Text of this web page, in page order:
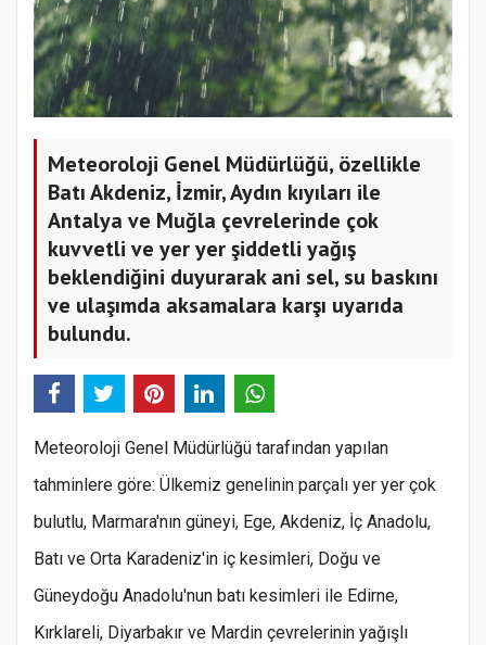
Meteoroloji Genel Müdürlüğü, özellikle
Batı Akdeniz, İzmir, Aydın kıyıları ile
Antalya ve Muğla çevrelerinde çok
kuvvetli ve yer yer şiddetli yağış
beklendiğini duyurarak ani sel, su baskını
ve ulaşımda aksamalara karşı uyarıda
bulundu.
Meteoroloji Genel Müdürlüğü tarafından yapılan
tahminlere göre: Ülkemiz genelinin parçalı yer yer çok
bulutlu, Marmara'nın güneyi, Ege, Akdeniz, İç Anadolu,
Batı ve Orta Karadeniz'in iç kesimleri, Doğu ve
Güneydoğu Anadolu'nun batı kesimleri ile Edirne,
Kırklareli, Diyarbakır ve Mardin çevrelerinin yağışlı